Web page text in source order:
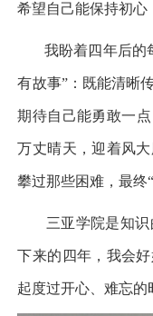
希望自己能保持初心
我盼着四年后的
有故事”：既能清晰
期待自己能勇敢一
万丈晴天，迎着风
攀过那些困难，最终
三亚学院是知识
下来的四年，我会
起度过开心、难忘的